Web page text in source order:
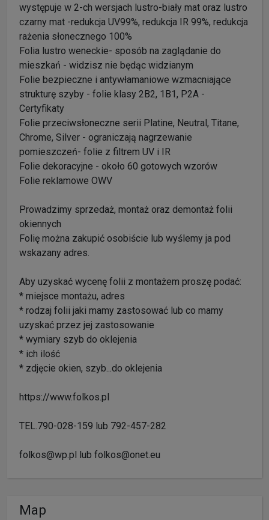
występuje w 2-ch wersjach lustro-biały mat oraz lustro
czarny mat -redukcja UV99%, redukcja IR 99%, redukcja
rażenia słonecznego 100%
Folia lustro weneckie- sposób na zaglądanie do
mieszkań - widzisz nie będąc widzianym
Folie bezpieczne i antywłamaniowe wzmacniające
strukturę szyby - folie klasy 2B2, 1B1, P2A -
Certyfikaty
Folie przeciwsłoneczne serii Platine, Neutral, Titane,
Chrome, Silver - ograniczają nagrzewanie
pomieszczeń- folie z filtrem UV i IR
Folie dekoracyjne - około 60 gotowych wzorów
Folie reklamowe OWV
Prowadzimy sprzedaż, montaż oraz demontaż folii
okiennych
Folię można zakupić osobiście lub wyślemy ja pod
wskazany adres.
Aby uzyskać wycenę folii z montażem proszę podać:
* miejsce montażu, adres
* rodzaj folii jaki mamy zastosować lub co mamy
uzyskać przez jej zastosowanie
* wymiary szyb do oklejenia
* ich ilość
* zdjęcie okien, szyb...do oklejenia
https://www.folkos.pl
TEL.790-028-159 lub 792-457-282
folkos@wp.pl lub folkos@onet.eu
Map